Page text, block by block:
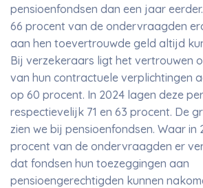
pensioenfondsen dan een jaar
66 procent van de ondervraagden
aan hen toevertrouwde geld altijd
Bij verzekeraars ligt het vertrouwen
van hun contractuele verplichtingen
op 60 procent. In 2024 lagen deze
respectievelijk 71 en 63 procent. De
zien we bij pensioenfondsen. Waar in
procent van de ondervraagden er
dat fondsen hun toezeggingen aan
pensioengerechtigden kunnen